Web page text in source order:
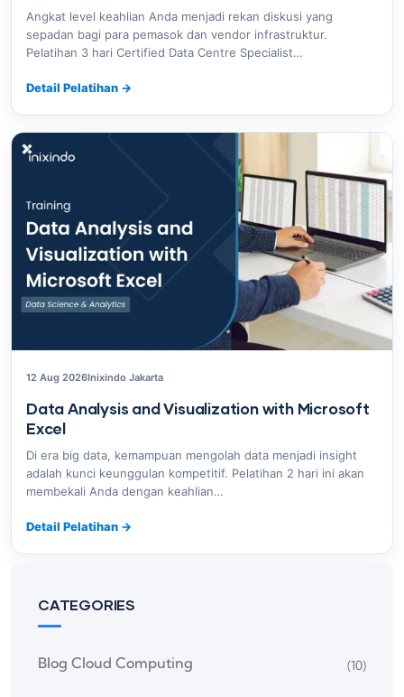
Angkat level keahlian Anda menjadi rekan diskusi yang
sepadan bagi para pemasok dan vendor infrastruktur.
Pelatihan 3 hari Certified Data Centre Specialist…
Detail Pelatihan →
12 Aug 2026Inixindo Jakarta
Data Analysis and Visualization with Microsoft
Excel
Di era big data, kemampuan mengolah data menjadi insight
adalah kunci keunggulan kompetitif. Pelatihan 2 hari ini akan
membekali Anda dengan keahlian…
Detail Pelatihan →
CATEGORIES
Blog Cloud Computing (10)